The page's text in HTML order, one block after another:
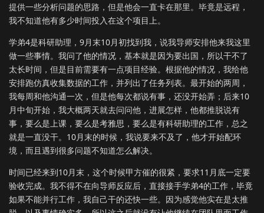
提供一些分析问题的思路，但是他会一直卡在那里。毕竟是远程，
我不知道他有多少时间投入在这个项目上。
学弟4是科研助理，9月末10月初找到我，说我导师安排他来我这里
做一些事情。我问了他的情况，基本就是因为要出国，所以干不了
太长时间，但是目前需要有一点项目经验。根据他的情况，我给他
安排跑仿真收集数据的工作，并列出了任务列表。最开始的两周，
我每周和他沟通一次，但是他每次都说有事，还没开始弄；后来10
月中旬开始，我大概两天就去问问他，进展怎样，他都推脱说有
事，要么是上课，要么是考雅思，要么是有科研助理的工作，总之
就是一直没干。10月末的时候，我说要来不及了，他才开始配环
境，而且遇到很多问题不知道怎么解决。
时间已经来到10月末，这个时候甲方催的很紧，要求11月底一定要
验收完成。我不得不在向导师反应后，直接接手学弟4的工作，毕竟
如果不能并行工作，我自己干的还快一些。因为感觉他实在是太推